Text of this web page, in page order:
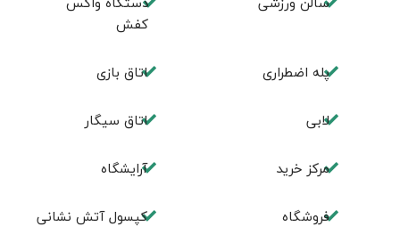
کفش
پله اضطراری اتاق بازی
لابی اتاق سیگار
مرکز خرید آرایشگاه
فروشگاه کپسول آتش نشانی